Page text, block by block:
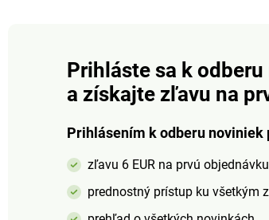
Prihláste sa k
a získajte zľavu na
Prihlásením k odberu
zľavu 6 EUR na prvú objednávku
prednostný prístup ku všetkým